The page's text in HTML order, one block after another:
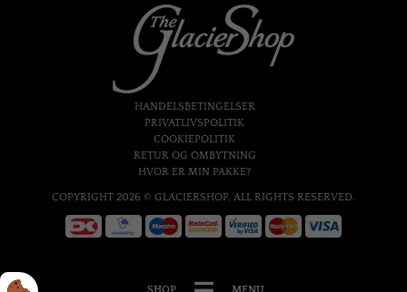
HANDELSBETINGELSER
PRIVATLIVSPOLITIK
COOKIEPOLITIK
RETUR OG OMBYTNING
HVOR ER MIN PAKKE?
COPYRIGHT 2026 © GLACIERSHOP. ALL RIGHTS RESERVED.